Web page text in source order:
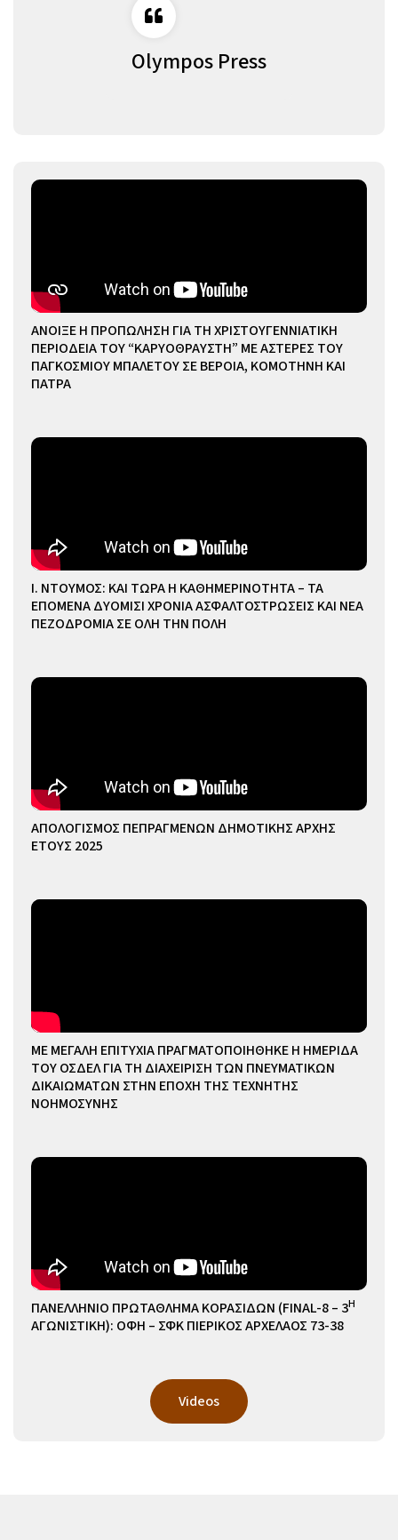
Olympos Press
ΑΝΟΙΞΕ Η ΠΡΟΠΩΛΗΣΗ ΓΙΑ ΤΗ ΧΡΙΣΤΟΥΓΕΝΝΙΑΤΙΚΗ
ΠΕΡΙΟΔΕΙΑ ΤΟΥ “ΚΑΡΥΟΘΡΑΥΣΤΗ” ΜΕ ΑΣΤΕΡΕΣ ΤΟΥ
ΠΑΓΚΟΣΜΙΟΥ ΜΠΑΛΕΤΟΥ ΣΕ ΒΕΡΟΙΑ, ΚΟΜΟΤΗΝΗ ΚΑΙ
ΠΑΤΡΑ
Ι. ΝΤΟΥΜΟΣ: ΚΑΙ ΤΩΡΑ Η ΚΑΘΗΜΕΡΙΝΟΤΗΤΑ – ΤΑ
ΕΠΟΜΕΝΑ ΔΥΟΜΙΣΙ ΧΡΟΝΙΑ ΑΣΦΑΛΤΟΣΤΡΩΣΕΙΣ ΚΑΙ ΝΕΑ
ΠΕΖΟΔΡΟΜΙΑ ΣΕ ΟΛΗ ΤΗΝ ΠΟΛΗ
ΑΠΟΛΟΓΙΣΜΟΣ ΠΕΠΡΑΓΜΕΝΩΝ ΔΗΜΟΤΙΚΗΣ ΑΡΧΗΣ
ΕΤΟΥΣ 2025
ΜΕ ΜΕΓΑΛΗ ΕΠΙΤΥΧΙΑ ΠΡΑΓΜΑΤΟΠΟΙΗΘΗΚΕ Η ΗΜΕΡΙΔΑ
ΤΟΥ ΟΣΔΕΛ ΓΙΑ ΤΗ ΔΙΑΧΕΙΡΙΣΗ ΤΩΝ ΠΝΕΥΜΑΤΙΚΩΝ
ΔΙΚΑΙΩΜΑΤΩΝ ΣΤΗΝ ΕΠΟΧΗ ΤΗΣ ΤΕΧΝΗΤΗΣ
ΝΟΗΜΟΣΥΝΗΣ
ΠΑΝΕΛΛΗΝΙΟ ΠΡΩΤΑΘΛΗΜΑ ΚΟΡΑΣΙΔΩΝ (FINAL-8 – 3Η
ΑΓΩΝΙΣΤΙΚΗ): ΟΦΗ – ΣΦΚ ΠΙΕΡΙΚΟΣ ΑΡΧΕΛΑΟΣ 73-38
Videos